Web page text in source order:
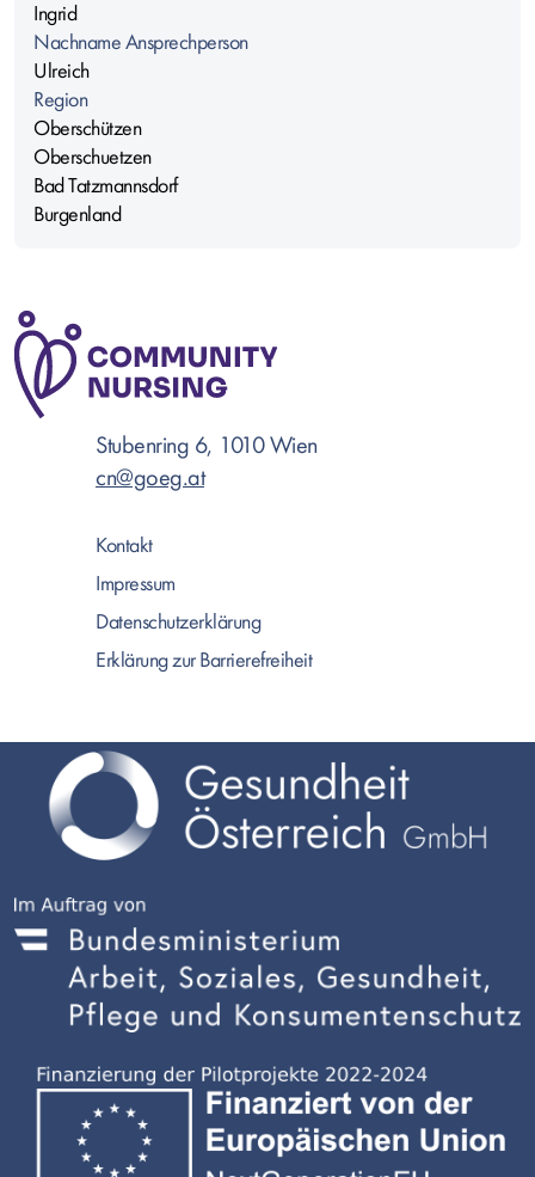
Ingrid
Nachname Ansprechperson
Ulreich
Region
Oberschützen
Oberschuetzen
Bad Tatzmannsdorf
Burgenland
Stubenring 6, 1010 Wien
cn@goeg.at
Kontakt
Impressum
Datenschutzerklärung
Erklärung zur Barrierefreiheit